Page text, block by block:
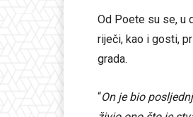
Od Poete su se, u
riječi, kao i gosti,
grada.
“On je bio